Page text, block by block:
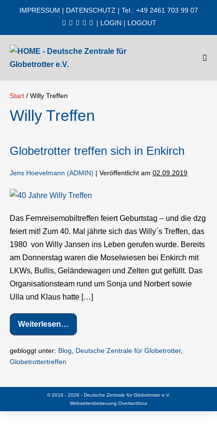
IMPRESSUM | DATENSCHUTZ | Tel.: +49 2461 703 99 07
| LOGIN | LOGOUT
Start / Willy Treffen
Willy Treffen
Globetrotter treffen sich in Enkirch
Jens Hoevelmann (ADMIN) | Veröffentlicht am 02.09.2019
Globetrotter
sich
in
Enkirch
Das Fernreisemobiltreffen feiert Geburtstag – und die dzg
feiert mit! Zum 40. Mal jährte sich das Willy´s Treffen, das
1980 von Willy Jansen ins Leben gerufen wurde. Bereits
am Donnerstag waren die Moselwiesen bei Enkirch mit
LKWs, Bullis, Geländewagen und Zelten gut gefüllt. Das
Organisationsteam rund um Sonja und Norbert sowie
Ulla und Klaus hatte […]
Weiterlesen…
Globetrotter
treffen
in
Enkirch
gebloggt unter: Blog, Deutsche Zentrale für Globetrotter,
Globetrottertreffen
© 2016 - 2026 - Deutsche Zentrale für Globetrotter e.V.
Webseitenbetreuung Overlandtour